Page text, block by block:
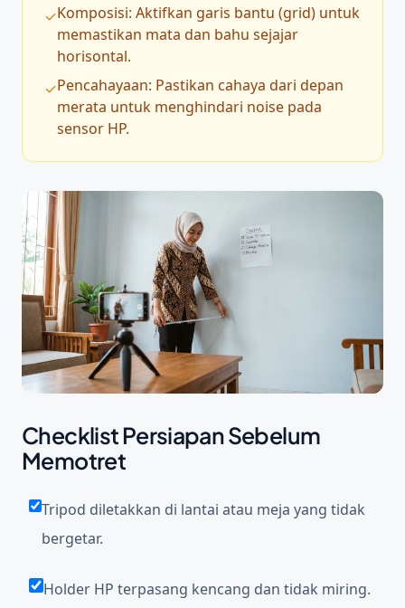
✓Komposisi: Aktifkan garis bantu (grid) untuk
memastikan mata dan bahu sejajar
horisontal.
✓Pencahayaan: Pastikan cahaya dari depan
merata untuk menghindari noise pada
sensor HP.
Checklist Persiapan Sebelum
Memotret
Tripod diletakkan di lantai atau meja yang tidak
bergetar.
Holder HP terpasang kencang dan tidak miring.